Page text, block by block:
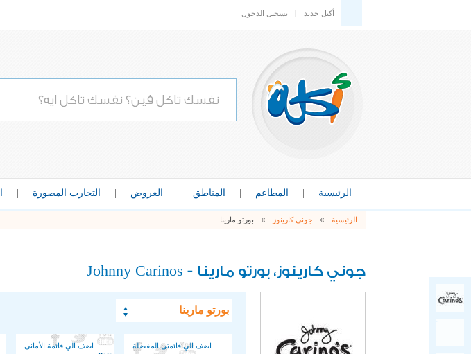
أكيل جديد | تسجيل الدخول
الرئيسية المطاعم المناطق العروض التجارب المصورة
الرئيسية » جوني كارينوز » بورتو مارينا
جوني كارينوز، بورتو مارينا - Johnny Carinos
بورتو مارينا
اضف الي قائمتى المفضلة اضف الي قائمة الأمانى